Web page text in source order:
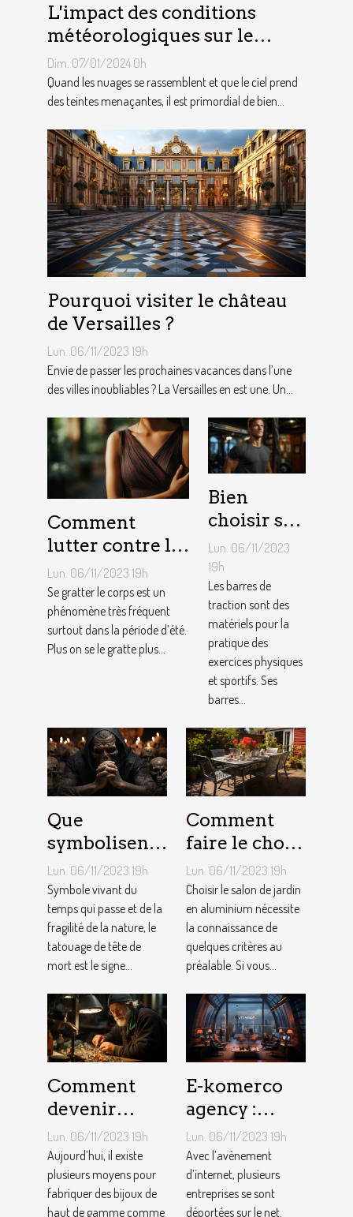
L'impact des conditions
météorologiques sur le
choix des tentes publicitaires
Dim. 07/01/2024 0h
Quand les nuages se rassemblent et que le ciel prend
des teintes menaçantes, il est primordial de bien...
Pourquoi visiter le château
de Versailles ?
Lun. 06/11/2023 19h
Envie de passer les prochaines vacances dans l’une
des villes inoubliables ? La Versailles en est une. Un...
Comment
lutter contre la
démangeaison ?
Lun. 06/11/2023 19h
Se gratter le corps est un
phénomène très fréquent
surtout dans la période d’été.
Plus on se le gratte plus...
Bien
choisir sa
barre de
traction :
nos
conseils !
Lun. 06/11/2023
19h
Les barres de
traction sont des
matériels pour la
pratique des
exercices physiques
et sportifs. Ses
barres...
Que
symbolisent
les Tatouages
Têtes de
Mort ?
Lun. 06/11/2023 19h
Symbole vivant du
temps qui passe et de la
fragilité de la nature, le
tatouage de tête de
mort est le signe...
Comment
faire le choix
d’un salon de
jardin en
aluminium ?
Lun. 06/11/2023 19h
Choisir le salon de jardin
en aluminium nécessite
la connaissance de
quelques critères au
préalable. Si vous...
Comment
devenir
bijoutier-
joaillier ?
Lun. 06/11/2023 19h
Aujourd’hui, il existe
plusieurs moyens pour
fabriquer des bijoux de
haut de gamme comme
E-komerco
agency :
qu’est-ce que
c’est ?
Lun. 06/11/2023 19h
Avec l’avènement
d’internet, plusieurs
entreprises se sont
déportées sur le net.